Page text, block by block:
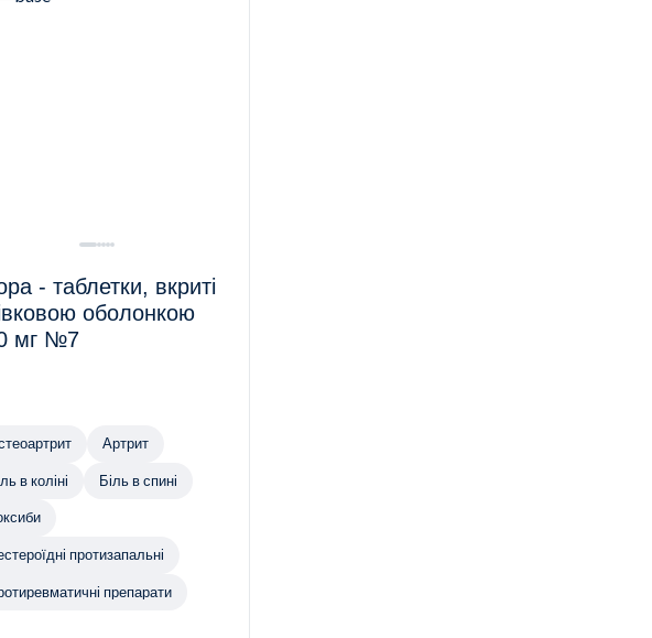
- таблетки, вкриті
оболонкою
мг №7
Артрит
в коліні Біль в спині
протизапальні
препарати